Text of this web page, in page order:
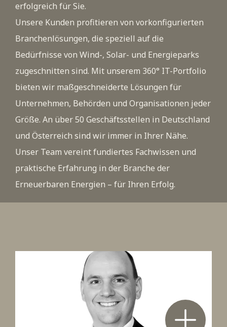
erfolgreich für Sie.
Unsere Kunden profitieren von vorkonfigurierten
Branchenlösungen, die speziell auf die
Bedürfnisse von Wind-, Solar- und Energieparks
zugeschnitten sind. Mit unserem 360° IT-Portfolio
bieten wir maßgeschneiderte Lösungen für
Unternehmen, Behörden und Organisationen jeder
Größe. An über 50 Geschäftsstellen in Deutschland
und Österreich sind wir immer in Ihrer Nähe.
Unser Team vereint fundiertes Fachwissen und
praktische Erfahrung in der Branche der
Erneuerbaren Energien – für Ihren Erfolg.